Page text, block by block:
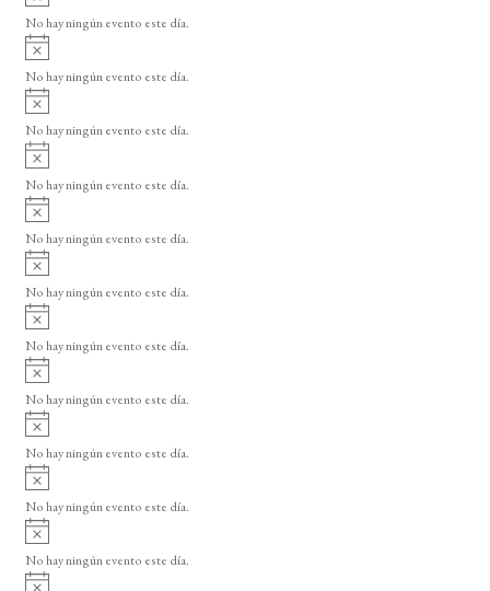
o
v
i
o
No hay ningún evento este día.
A
v
i
o
No hay ningún evento este día.
A
v
i
o
No hay ningún evento este día.
A
v
i
o
No hay ningún evento este día.
A
v
i
o
No hay ningún evento este día.
A
v
i
o
No hay ningún evento este día.
A
v
i
o
No hay ningún evento este día.
A
v
i
o
No hay ningún evento este día.
A
v
i
o
No hay ningún evento este día.
A
v
i
o
No hay ningún evento este día.
A
v
i
No hay ningún evento este día.
A